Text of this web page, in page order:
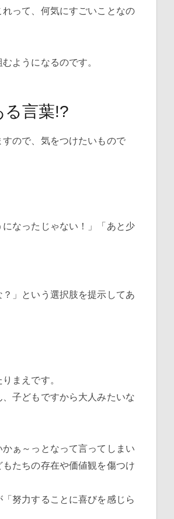
って、何気にすごいことなの
ようになるのです。
言葉!?
ので、気をつけたいもので
なったじゃない！」「あと少
」という選択肢を提示してあ
まえです。
子どもですから大人みたいな
ぁ～っとなって言ってしまい
たちの存在や価値観を傷つけ
努力することに喜びを感じら